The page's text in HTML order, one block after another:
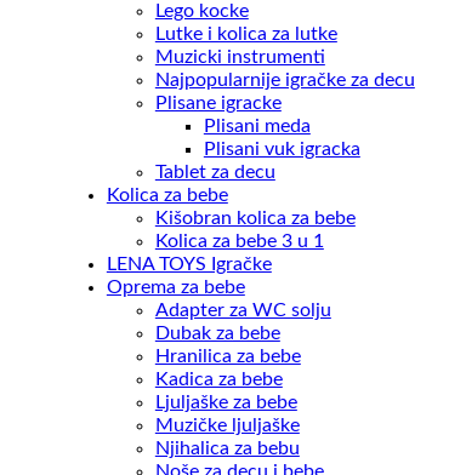
Lego kocke
Lutke i kolica za lutke
Muzicki instrumenti
Najpopularnije igračke za decu
Plisane igracke
Plisani meda
Plisani vuk igracka
Tablet za decu
Kolica za bebe
Kišobran kolica za bebe
Kolica za bebe 3 u 1
LENA TOYS Igračke
Oprema za bebe
Adapter za WC solju
Dubak za bebe
Hranilica za bebe
Kadica za bebe
Ljuljaške za bebe
Muzičke ljuljaške
Njihalica za bebu